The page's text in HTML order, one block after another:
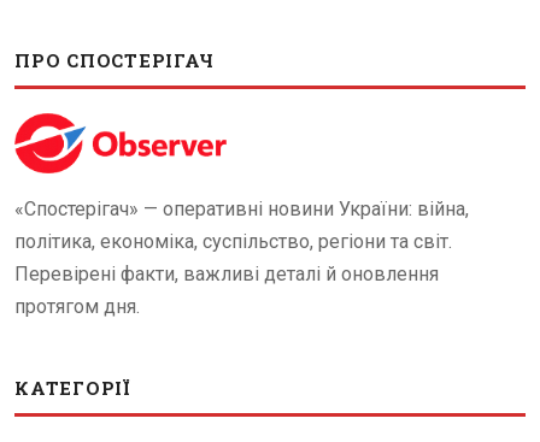
ПРО СПОСТЕРІГАЧ
«Спостерігач» — оперативні новини України: війна,
політика, економіка, суспільство, регіони та світ.
Перевірені факти, важливі деталі й оновлення
протягом дня.
КАТЕГОРІЇ